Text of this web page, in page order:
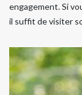
engagement. Si
il suffit de visiter